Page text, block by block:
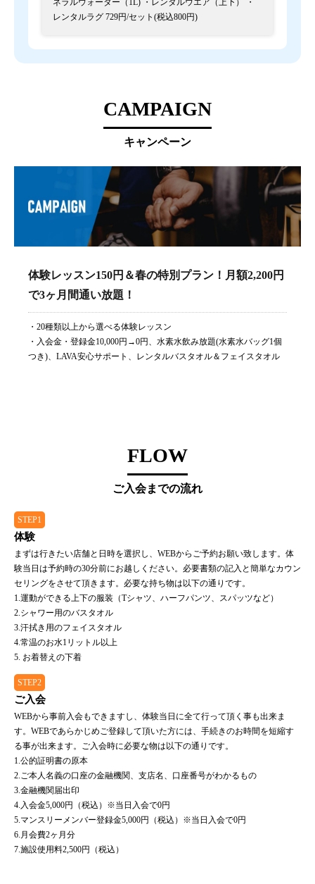
ネラルウォーター（1L) ・レンタルウエア（上下） ・
レンタルラグ 729円/セット(税込800円)
CAMPAIGN
キャンペーン
体験レッスン150円＆春の特別プラン！月額2,200円
で3ヶ月間通い放題！
・20種類以上から選べる体験レッスン
・入会金・登録金10,000円→0円、水素水飲み放題(水素水バッグ1個
つき)、LAVA安心サポート、レンタルバスタオル＆フェイスタオル
FLOW
ご入会までの流れ
STEP1
体験
まずは行きたい店舗と日時を選択し、WEBからご予約お願い致します。体
験当日は予約時の30分前にお越しください。必要書類の記入と簡単なカウン
セリングをさせて頂きます。必要な持ち物は以下の通りです。
1.運動ができる上下の服装（Tシャツ、ハーフパンツ、スパッツなど）
2.シャワー用のバスタオル
3.汗拭き用のフェイスタオル
4.常温のお水1リットル以上
5. お着替えの下着
STEP2
ご入会
WEBから事前入会もできますし、体験当日に全て行って頂く事も出来ま
す。WEBであらかじめご登録して頂いた方には、手続きのお時間を短縮す
る事が出来ます。ご入会時に必要な物は以下の通りです。
1.公的証明書の原本
2.ご本人名義の口座の金融機関、支店名、口座番号がわかるもの
3.金融機関届出印
4.入会金5,000円（税込）※当日入会で0円
5.マンスリーメンバー登録金5,000円（税込）※当日入会で0円
6.月会費2ヶ月分
7.施設使用料2,500円（税込）